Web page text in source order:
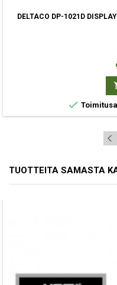
DELTACO DP-1021D

TUOTTEITA SAMASTA